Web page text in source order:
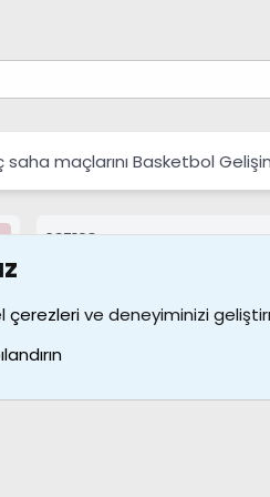
maçlarını Basketbol
687193
çerezlerive deneyiminizi